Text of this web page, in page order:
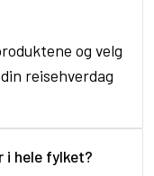
og velg
reisehverdag
i hele fylket?